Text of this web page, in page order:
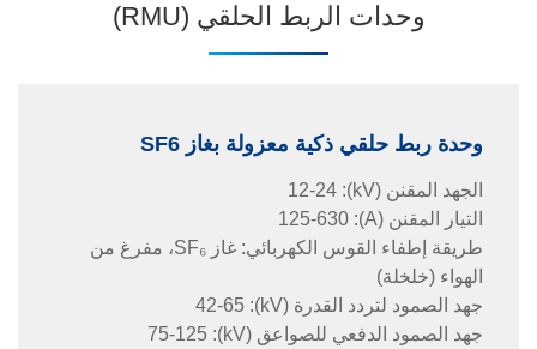
وحدات الربط الحلقي (RMU)
وحدة ربط حلقي ذكية معزولة بغاز SF6
الجهد المقنن (kV)
:
12-24
التيار المقنن (A)
:
125-630
طريقة إطفاء القوس الكهربائي: غاز SF₆، مفرغ من
الهواء (خلخلة)
جهد الصمود لتردد القدرة (kV)
:
42-65
جهد الصمود الدفعي للصواعق (kV)
:
75-125